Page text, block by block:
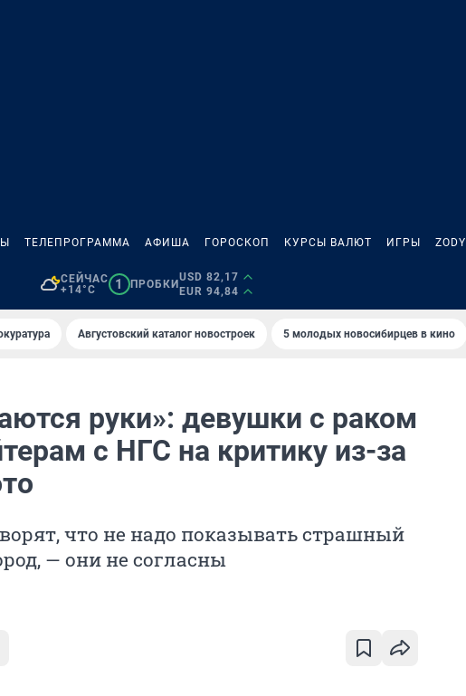
ТЕЛЕПРОГРАММА АФИША ГОРОСКОП КУРСЫ ВАЛЮТ ИГРЫ ZODY
СЕЙЧАС
+14°C
1 ПРОБКИ
USD 82,17
EUR 94,84
Августовский каталог новостроек 5 молодых новосибирцев в кино
руки»: девушки с раком
с НГС на критику из-за
что не надо показывать страшный
— они не согласны